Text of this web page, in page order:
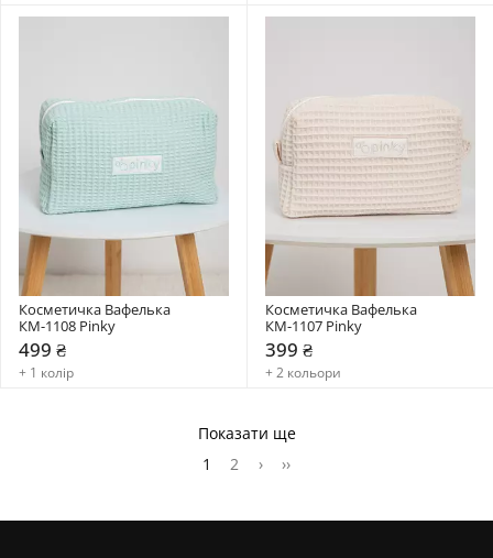
Косметичка Вафелька
КМ-1108 Pinky
499 ₴
+ 1 колір
Косметичка Вафелька
КМ-1107 Pinky
399 ₴
+ 2 кольори
Показати ще
1
2 › ››